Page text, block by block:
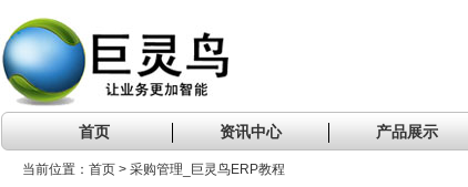
首页 资讯中心 产品展示
当前位置：首页 > 采购管理_巨灵鸟ERP教程